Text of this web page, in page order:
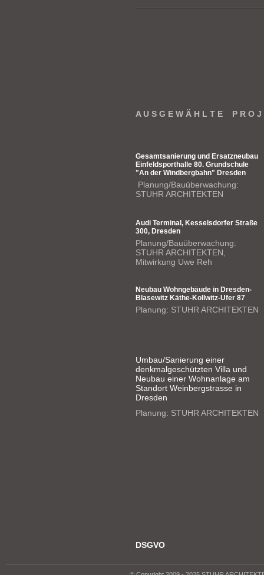
A U S G E W Ä H L T E P R O J
Gesamtsanierung und Ersatzneubau
Einfeldsporthalle 80. Grundschule
"An der Windbergbahn" Dresden
Planung/Bauüberwachung:
STUHR ARCHITEKTEN
Audi Terminal, Kesselsdorfer Straße
300, Dresden
Planung/Bauüberwachung:
STUHR ARCHITEKTEN,
Mitwirkung Uwe Reh
Neubau Wohngebäude in Dresden-
Blasewitz Käthe-Kollwitz-Ufer 87
Planung: STUHR ARCHITEKTEN
Umbau/Sanierung einer
denkmalgeschützten Villa und
Neubau einer Wohnanlage am
Standort Weinbergstrasse in
Dresden
Planung: STUHR ARCHITEKTEN
DSGVO